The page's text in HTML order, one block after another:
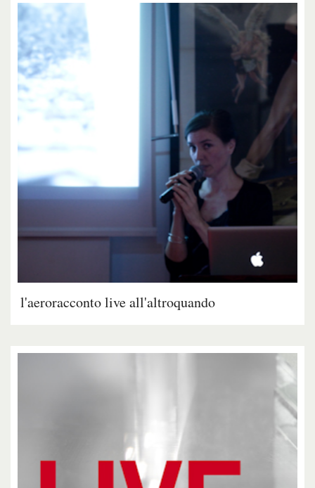
l'aeroracconto live all'altroquando